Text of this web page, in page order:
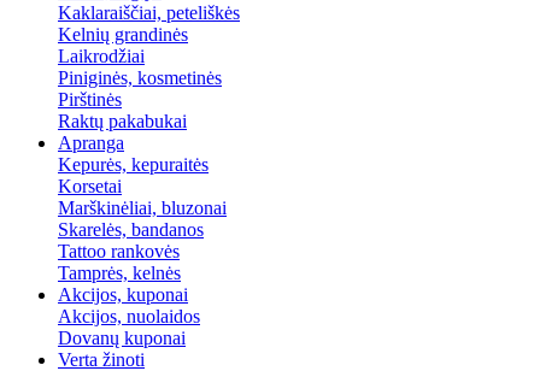
Kaklaraiščiai, peteliškės
Kelnių grandinės
Laikrodžiai
Piniginės, kosmetinės
Pirštinės
Raktų pakabukai
Apranga
Kepurės, kepuraitės
Korsetai
Marškinėliai, bluzonai
Skarelės, bandanos
Tattoo rankovės
Tamprės, kelnės
Akcijos, kuponai
Akcijos, nuolaidos
Dovanų kuponai
Verta žinoti